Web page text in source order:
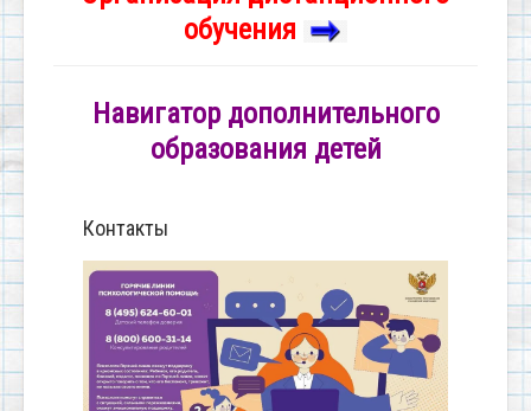
обучения
Навигатор дополнительного
образования детей
Контакты